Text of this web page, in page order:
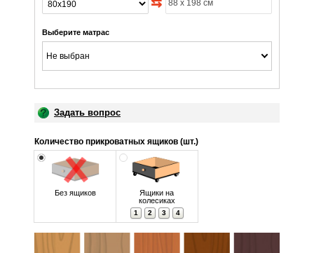
Выберите матрас
Не выбран
Задать вопрос
Количество прикроватных ящиков (шт.)
Без ящиков
Ящики на
колесиках
1 2 3 4